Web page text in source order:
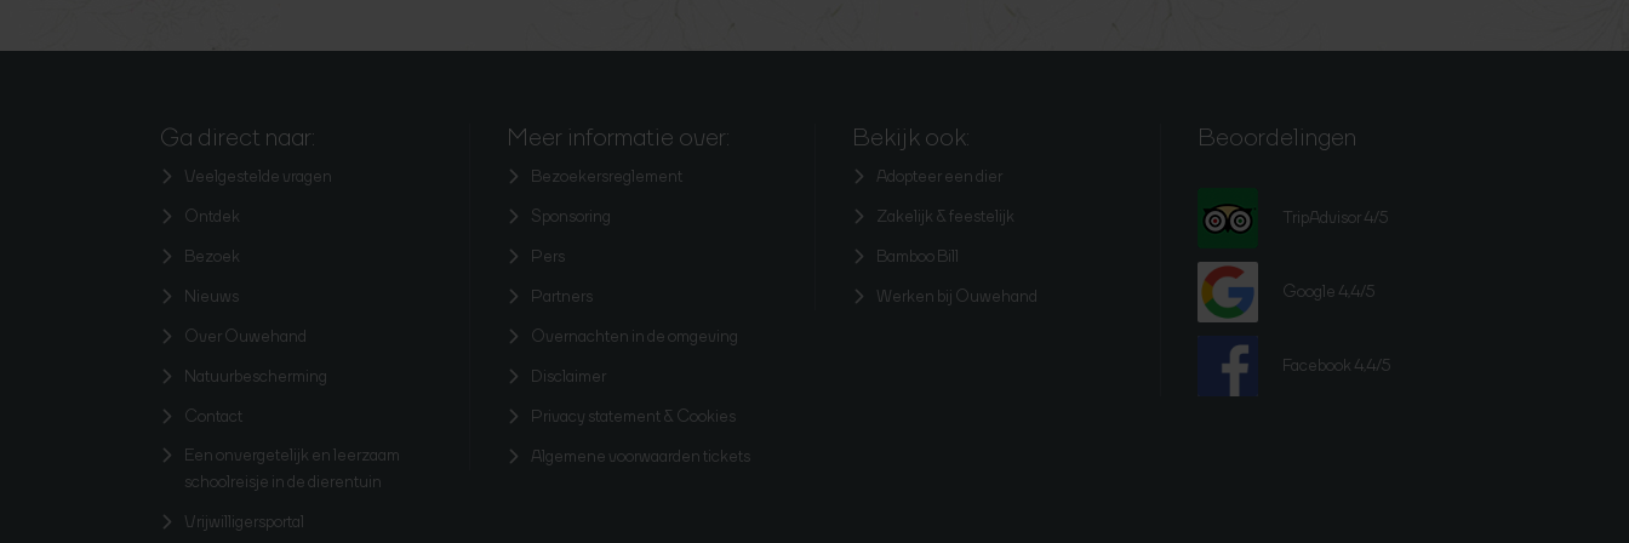
Ga direct naar:
Veelgestelde vragen
Ontdek
Bezoek
Nieuws
Over Ouwehand
Natuurbescherming
Contact
Een onvergetelijk en leerzaam
schoolreisje in de dierentuin
Vrijwilligersportal
Meer informatie over:
Bezoekersreglement
Sponsoring
Pers
Partners
Overnachten in de omgeving
Disclaimer
Privacy statement & Cookies
Algemene voorwaarden tickets
Bekijk ook:
Adopteer een dier
Zakelijk & feestelijk
Bamboo Bill
Werken bij Ouwehand
Beoordelingen
TripAdvisor 4/5
Google 4,4/5
Facebook 4,4/5